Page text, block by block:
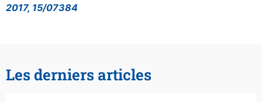
2017, 15/07384
Les derniers articles